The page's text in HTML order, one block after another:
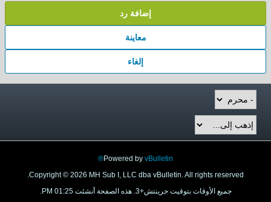
إضافة رد
معاينة
إلغاء
Powered by vBulletin®
Copyright © 2026 MH Sub I, LLC dba vBulletin. All rights reserved.
جميع الأوقات بتوقيت جرينتش+3. هذه الصفحة أنشئت 01:25 PM.